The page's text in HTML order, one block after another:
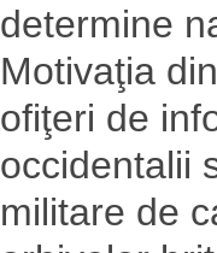
determine
Motivaţia
ofiţeri de
occidentalii
militare de